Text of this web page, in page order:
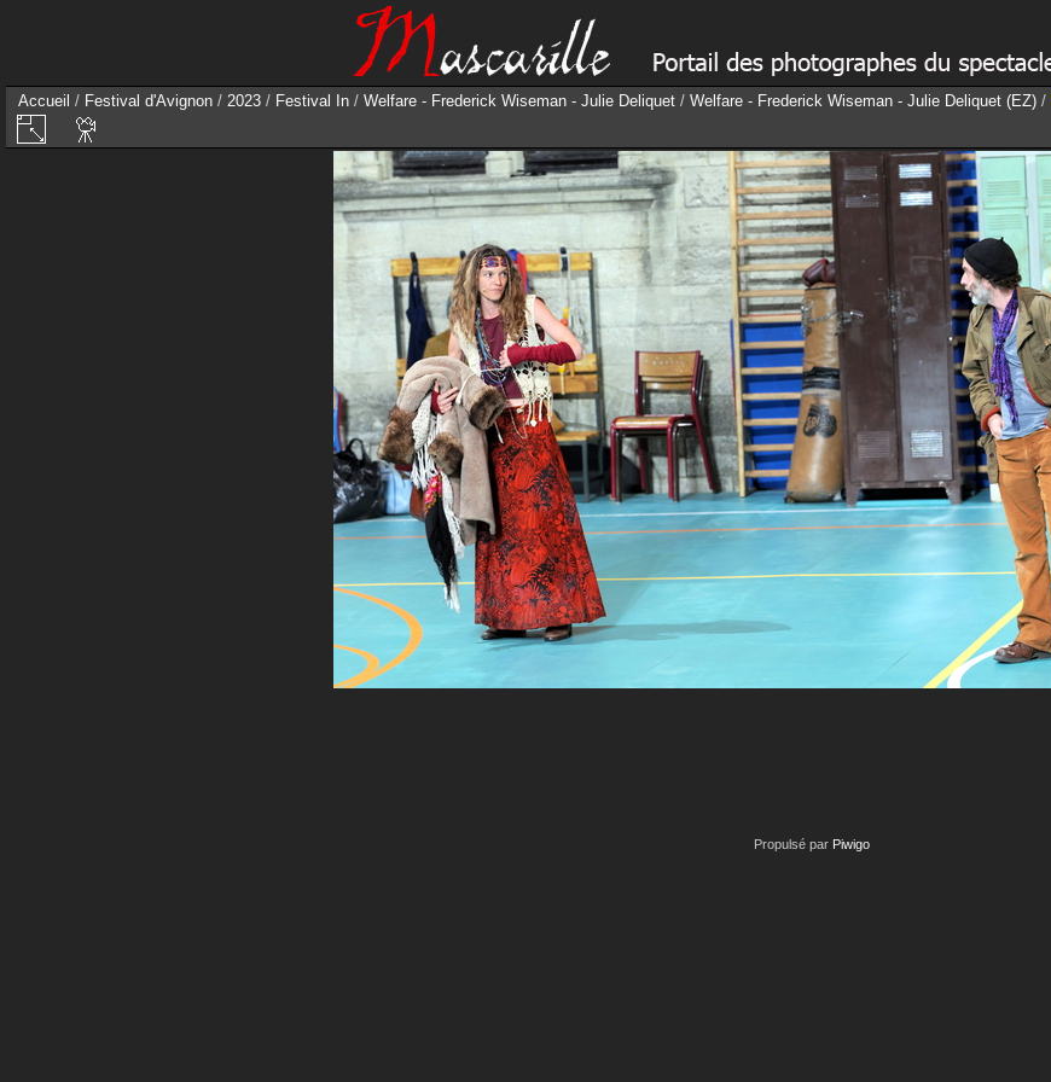
Accueil / Festival d'Avignon / 2023 / Festival In / Welfare - Frederick Wiseman - Julie Deliquet / Welfare - Frederick Wiseman - Julie Deliquet (EZ) /
Propulsé par Piwigo